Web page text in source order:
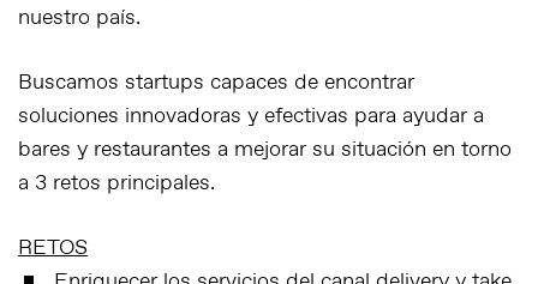
nuestro país.
Buscamos startups capaces de encontrar
soluciones innovadoras y efectivas para ayudar a
bares y restaurantes a mejorar su situación en torno
a 3 retos principales.
RETOS